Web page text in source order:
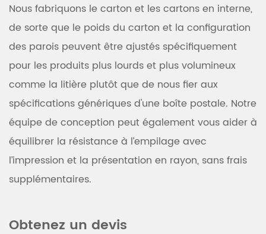
Nous fabriquons le carton et les cartons en interne,
de sorte que le poids du carton et la configuration
des parois peuvent être ajustés spécifiquement
pour les produits plus lourds et plus volumineux
comme la litière plutôt que de nous fier aux
spécifications génériques d'une boîte postale. Notre
équipe de conception peut également vous aider à
équilibrer la résistance à l’empilage avec
l’impression et la présentation en rayon, sans frais
supplémentaires.
Obtenez un devis